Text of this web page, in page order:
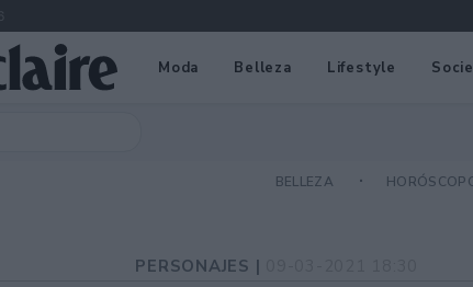
Moda Belleza Lifestyle
BELLEZA
PERSONAJES |